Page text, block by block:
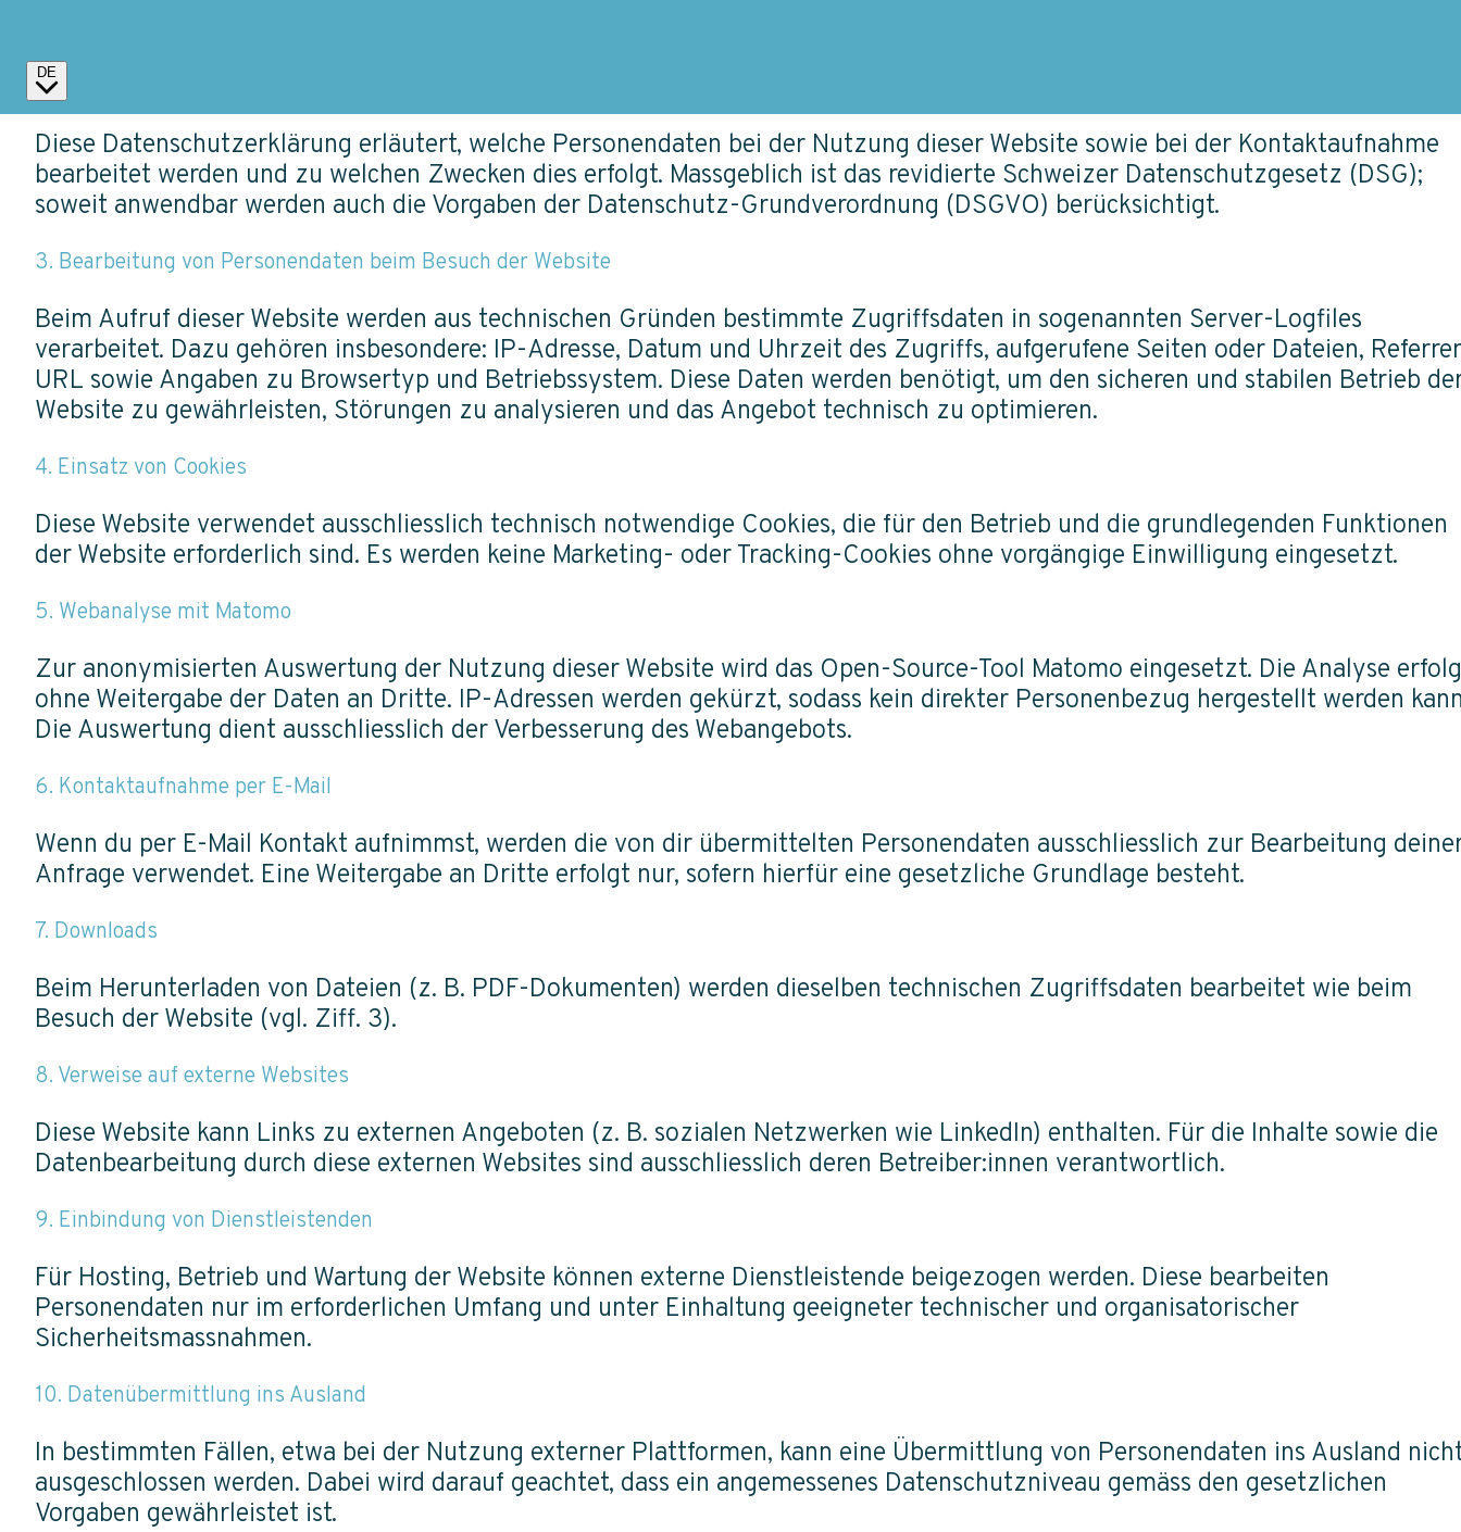
DE
2. Zweck und Geltungsbereich
Diese Datenschutzerklärung erläutert, welche Personendaten bei der Nutzung dieser Website sowie bei der Kontaktaufnahme
bearbeitet werden und zu welchen Zwecken dies erfolgt. Massgeblich ist das revidierte Schweizer Datenschutzgesetz (DSG);
soweit anwendbar werden auch die Vorgaben der Datenschutz-Grundverordnung (DSGVO) berücksichtigt.
3. Bearbeitung von Personendaten beim Besuch der Website
Beim Aufruf dieser Website werden aus technischen Gründen bestimmte Zugriffsdaten in sogenannten Server-Logfiles
verarbeitet. Dazu gehören insbesondere: IP-Adresse, Datum und Uhrzeit des Zugriffs, aufgerufene Seiten oder Dateien,
URL sowie Angaben zu Browsertyp und Betriebssystem. Diese Daten werden benötigt, um den sicheren und stabilen Betrieb
Website zu gewährleisten, Störungen zu analysieren und das Angebot technisch zu optimieren.
4. Einsatz von Cookies
Diese Website verwendet ausschliesslich technisch notwendige Cookies, die für den Betrieb und die grundlegenden Funktionen
der Website erforderlich sind. Es werden keine Marketing- oder Tracking-Cookies ohne vorgängige Einwilligung eingesetzt.
5. Webanalyse mit Matomo
Zur anonymisierten Auswertung der Nutzung dieser Website wird das Open-Source-Tool Matomo eingesetzt. Die Analyse
ohne Weitergabe der Daten an Dritte. IP-Adressen werden gekürzt, sodass kein direkter Personenbezug hergestellt werden
Die Auswertung dient ausschliesslich der Verbesserung des Webangebots.
6. Kontaktaufnahme per E-Mail
Wenn du per E-Mail Kontakt aufnimmst, werden die von dir übermittelten Personendaten ausschliesslich zur Bearbeitung
Anfrage verwendet. Eine Weitergabe an Dritte erfolgt nur, sofern hierfür eine gesetzliche Grundlage besteht.
7. Downloads
Beim Herunterladen von Dateien (z. B. PDF-Dokumenten) werden dieselben technischen Zugriffsdaten bearbeitet wie beim
Besuch der Website (vgl. Ziff. 3).
8. Verweise auf externe Websites
Diese Website kann Links zu externen Angeboten (z. B. sozialen Netzwerken wie LinkedIn) enthalten. Für die Inhalte sowie die
Datenbearbeitung durch diese externen Websites sind ausschliesslich deren Betreiber:innen verantwortlich.
9. Einbindung von Dienstleistenden
Für Hosting, Betrieb und Wartung der Website können externe Dienstleistende beigezogen werden. Diese bearbeiten
Personendaten nur im erforderlichen Umfang und unter Einhaltung geeigneter technischer und organisatorischer
Sicherheitsmassnahmen.
10. Datenübermittlung ins Ausland
In bestimmten Fällen, etwa bei der Nutzung externer Plattformen, kann eine Übermittlung von Personendaten ins Ausland
ausgeschlossen werden. Dabei wird darauf geachtet, dass ein angemessenes Datenschutzniveau gemäss den gesetzlichen
Vorgaben gewährleistet ist.